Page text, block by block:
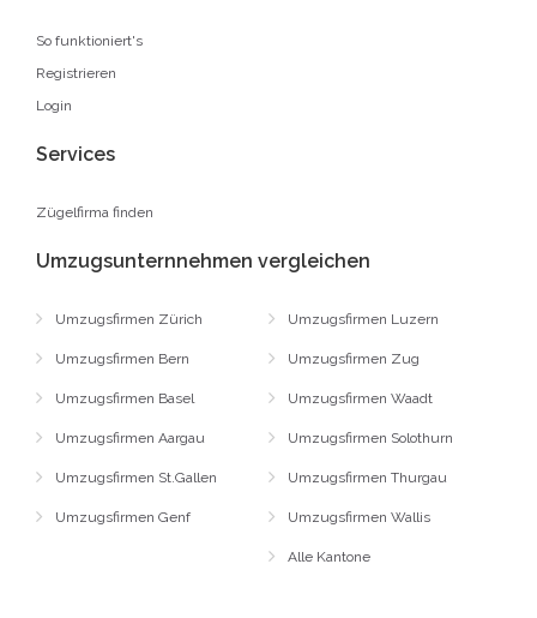
So funktioniert's
Registrieren
Login
Services
Zügelfirma finden
Umzugsunternnehmen vergleichen
Umzugsfirmen Zürich
Umzugsfirmen Bern
Umzugsfirmen Basel
Umzugsfirmen Aargau
Umzugsfirmen St.Gallen
Umzugsfirmen Genf
Umzugsfirmen Luzern
Umzugsfirmen Zug
Umzugsfirmen Waadt
Umzugsfirmen Solothurn
Umzugsfirmen Thurgau
Umzugsfirmen Wallis
Alle Kantone